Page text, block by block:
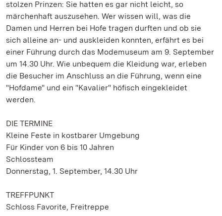
stolzen Prinzen: Sie hatten es gar nicht leicht, so
märchenhaft auszusehen. Wer wissen will, was die
Damen und Herren bei Hofe tragen durften und ob sie
sich alleine an- und auskleiden konnten, erfährt es bei
einer Führung durch das Modemuseum am 9. September
um 14.30 Uhr. Wie unbequem die Kleidung war, erleben
die Besucher im Anschluss an die Führung, wenn eine
"Hofdame" und ein "Kavalier" höfisch eingekleidet
werden.
DIE TERMINE
Kleine Feste in kostbarer Umgebung
Für Kinder von 6 bis 10 Jahren
Schlossteam
Donnerstag, 1. September, 14.30 Uhr
TREFFPUNKT
Schloss Favorite, Freitreppe